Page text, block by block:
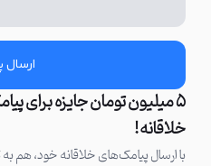
همه‌چی توی جعبه صورتی
تا ۷۰٪ تخفیف روی محصولات آرایشی منتخب👇
(نام برند لوازم آرایشی)
ارسال
۵ میلیون تومان جایزه برای
خلاقانه!
با ارسال پیامک‌های خلاقانه خود، هم